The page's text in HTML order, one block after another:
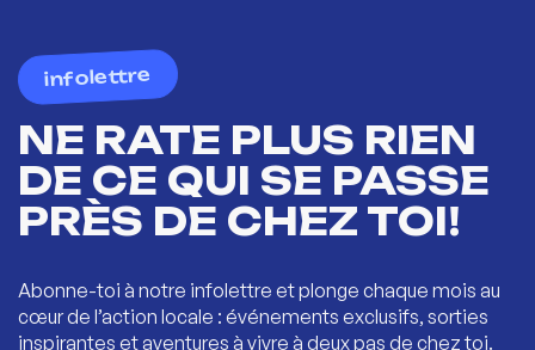
infolettre
NE RATE PLUS RIEN
DE CE QUI SE PASSE
PRÈS DE CHEZ TOI!
Abonne-toi à notre infolettre et plonge chaque mois au
cœur de l’action locale : événements exclusifs, sorties
inspirantes et aventures à vivre à deux pas de chez toi.